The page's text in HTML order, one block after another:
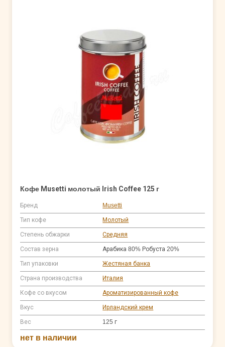
Кофе Musetti молотый Irish Coffee 125 г
Бренд Musetti
Тип кофе Молотый
Степень обжарки Средняя
Состав зерна Арабика 80% Робуста 20%
Тип упаковки Жестяная банка
Страна производства Италия
Кофе со вкусом Ароматизированный кофе
Вкус Ирландский крем
Вес 125 г
нет в наличии